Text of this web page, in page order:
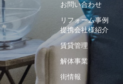
お問い合わせ
リフォーム事例
提携会社様紹介
賃貸管理
解体事業
街情報